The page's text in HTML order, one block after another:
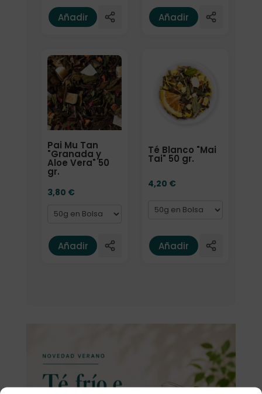
Añadir Añadir
Pai Mu Tan
"Granada y
Aloe Vera" 50
gr.
3,80 €
Formato
Añadir
Té Blanco "Mai
Tai" 50 gr.
4,20 €
Formato
Añadir